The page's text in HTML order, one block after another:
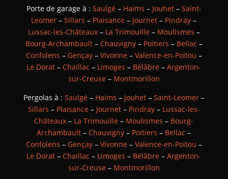
Porte de garage à : Saulgé– Haims – Jouhet– Saint-
Leomer –Sillars – Plaisance – Journet – Pindray –
Lussac-les-Châteaux– La Trimouille– Moulismes –
Bourg-Archambault– Chauvigny– Poitiers – Bellac –
Confolens – Gençay– Vivonne– Valence-en-Poitou –
Le Dorat –Chaillac – Limoges – Bélâbre –Argenton-
sur-Creuse– Montmorillon
Pergolas à : Saulgé– Haims – Jouhet– Saint-Leomer–
Sillars – Plaisance– Journet– Pindray– Lussac-les-
Châteaux – La Trimouille – Moulismes – Bourg-
Archambault –Chauvigny – Poitiers – Bellac –
Confolens – Gençay– Vivonne– Valence-en-Poitou –
Le Dorat –Chaillac – Limoges – Bélâbre –Argenton-
sur-Creuse– Montmorillon